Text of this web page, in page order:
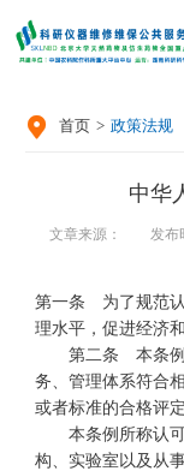
 首页 > 政策法规
中华
文章来源： 发布
第一条 为了规范认
理水平，促进经济
第二条 本条例所
务、管理体系符合
或者标准的合格评定
本条例所称认可
构、实验室以及从